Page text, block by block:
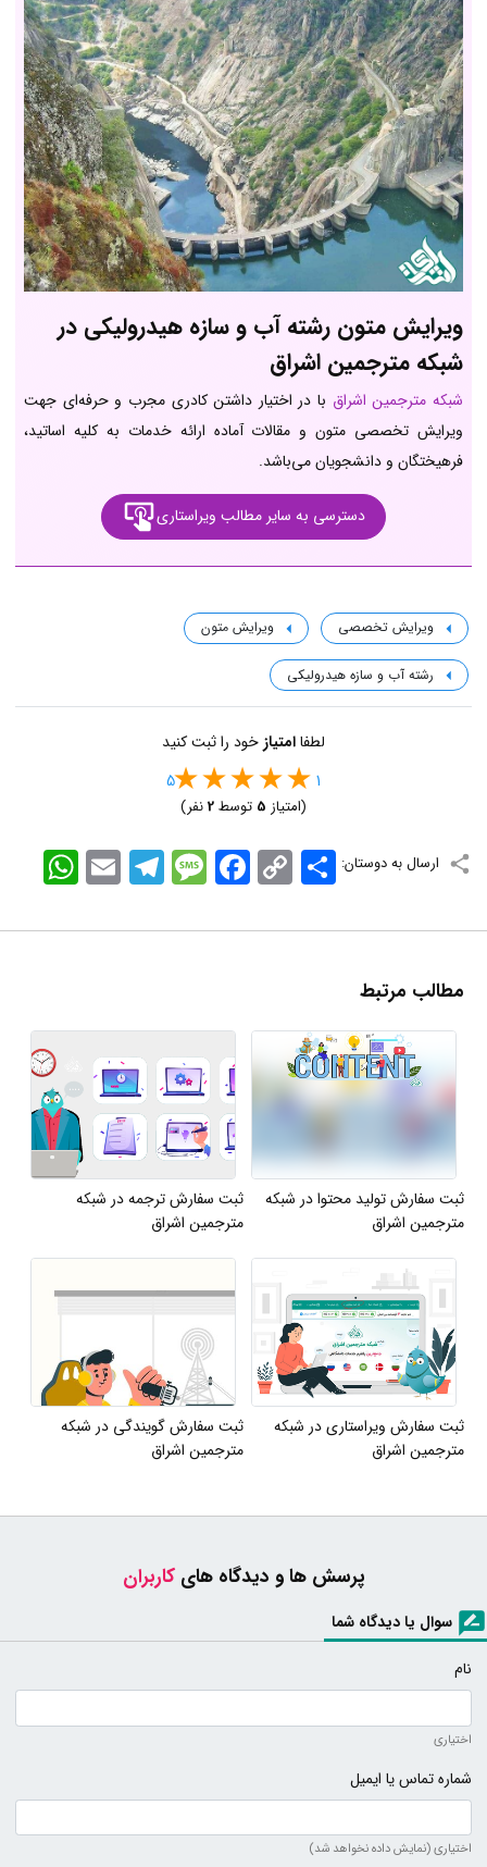
ویرایش متون رشته آب و سازه هیدرولیکی در
شبکه مترجمین اشراق
شبکه مترجمین اشراق با در اختیار داشتن کادری مجرب و حرفه‌ای جهت
ویرایش تخصصی متون و مقالات آماده ارائه خدمات به کلیه اساتید،
فرهیختگان و دانشجویان می‌باشد.
دسترسی به سایر مطالب ویراستاری
ویرایش تخصصی ویرایش متون
رشته آب و سازه هیدرولیکی
لطفاامتیازخود را ثبت کنید
1
5
(امتیاز 5 توسط2نفر)
ارسال به دوستان: WhatsApp EmailTelegramMessageFacebook Copy
Link
اشتراک
مطالب مرتبط
ثبت سفارش تولید محتوا در شبکه
مترجمین اشراق
ثبت سفارش ترجمه در شبکه
مترجمین اشراق
ثبت سفارش ویراستاری در شبکه
مترجمین اشراق
ثبت سفارش گویندگی در شبکه
مترجمین اشراق
پرسش ها و دیدگاه هایکاربران
سوال یا دیدگاه شما
نام
اختیاری
شماره تماس یا ایمیل
اختیاری (نمایش داده نخواهد شد)